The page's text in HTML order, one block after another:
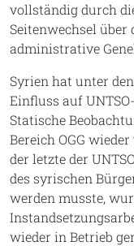
vollständig durch
Seitenwechsel über
administrative
Syrien hat unter
Einfluss auf
Statische
Bereich OGG
der letzte der
des syrischen
werden musste,
wieder in Betrieb